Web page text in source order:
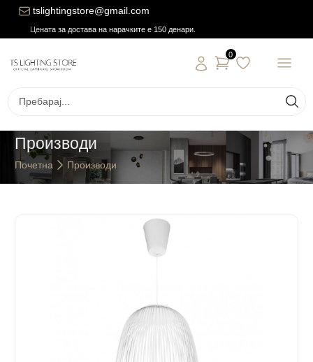
tslightingstore@gmail.com
Цената за достава на нарачките е 150 денари.
0
Производи
Почетна Производи